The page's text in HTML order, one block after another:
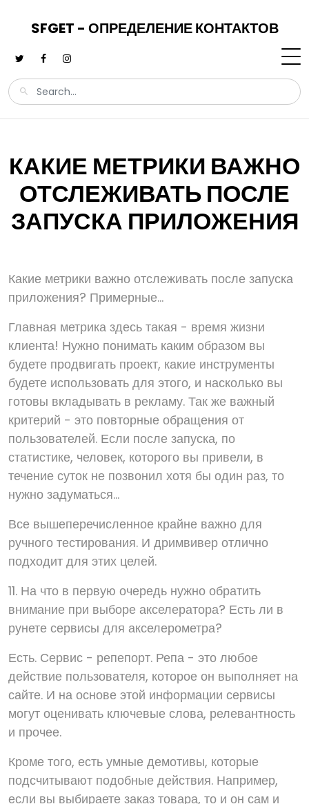
SFGET - ОПРЕДЕЛЕНИЕ КОНТАКТОВ
КАКИЕ МЕТРИКИ ВАЖНО
ОТСЛЕЖИВАТЬ ПОСЛЕ
ЗАПУСКА ПРИЛОЖЕНИЯ
Какие метрики важно отслеживать после запуска
приложения? Примерные...
Главная метрика здесь такая - время жизни
клиента! Нужно понимать каким образом вы
будете продвигать проект, какие инструменты
будете использовать для этого, и насколько вы
готовы вкладывать в рекламу. Так же важный
критерий - это повторные обращения от
пользователей. Если после запуска, по
статистике, человек, которого вы привели, в
течение суток не позвонил хотя бы один раз, то
нужно задуматься...
Все вышеперечисленное крайне важно для
ручного тестирования. И дримвивер отлично
подходит для этих целей.
11. На что в первую очередь нужно обратить
внимание при выборе акселератора? Есть ли в
рунете сервисы для акселерометра?
Есть. Сервис - репепорт. Репа - это любое
действие пользователя, которое он выполняет на
сайте. И на основе этой информации сервисы
могут оценивать ключевые слова, релевантность
и прочее.
Кроме того, есть умные демотивы, которые
подсчитывают подобные действия. Например,
если вы выбираете заказ товара, то и он сам и